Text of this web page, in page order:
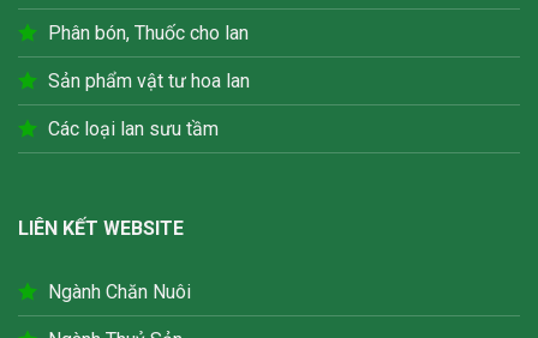
Phân bón, Thuốc cho lan
Sản phẩm vật tư hoa lan
Các loại lan sưu tầm
LIÊN KẾT WEBSITE
Ngành Chăn Nuôi